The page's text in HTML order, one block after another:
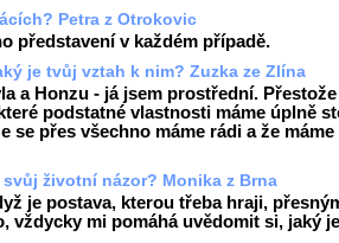
Petra z Otrokovic
představení v každém případě.
je tvůj vztah k nim? Zuzka ze Zlína
a Honzu - já jsem prostřední.
podstatné vlastnosti máme úplně
se přes všechno máme rádi a že
životní názor? Monika z Brna
je postava, kterou třeba hraji,
vždycky mi pomáhá uvědomit si, jaký je